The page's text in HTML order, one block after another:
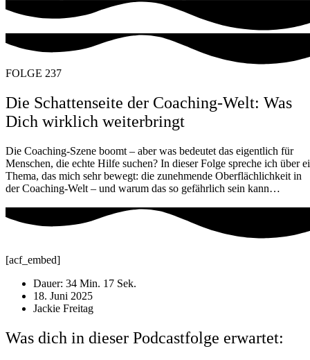
FOLGE 237
Die Schattenseite der Coaching-Welt: Was
Dich wirklich weiterbringt
Die Coaching-Szene boomt – aber was bedeutet das eigentlich für
Menschen, die echte Hilfe suchen? In dieser Folge spreche ich über
Thema, das mich sehr bewegt: die zunehmende Oberflächlichkeit in
der Coaching-Welt – und warum das so gefährlich sein kann…
[acf_embed]
Dauer: 34 Min. 17 Sek.
18. Juni 2025
Jackie Freitag
Was dich in dieser Podcastfolge erwartet: